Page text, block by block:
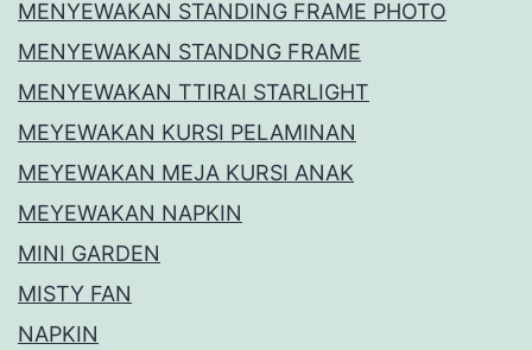
MENYEWAKAN STANDING FRAME PHOTO
MENYEWAKAN STANDNG FRAME
MENYEWAKAN TTIRAI STARLIGHT
MEYEWAKAN KURSI PELAMINAN
MEYEWAKAN MEJA KURSI ANAK
MEYEWAKAN NAPKIN
MINI GARDEN
MISTY FAN
NAPKIN